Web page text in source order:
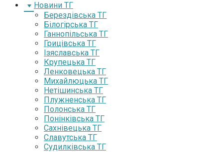
Новини ТГ
Берездівська ТГ
Білогірська ТГ
Ганнопільська ТГ
Грицівська ТГ
Ізяславська ТГ
Крупецька ТГ
Ленковецька ТГ
Михайлюцька ТГ
Нетішинська ТГ
Плужненська ТГ
Полонська ТГ
Понінківська ТГ
Сахнівецька ТГ
Славутська ТГ
Судилківська ТГ